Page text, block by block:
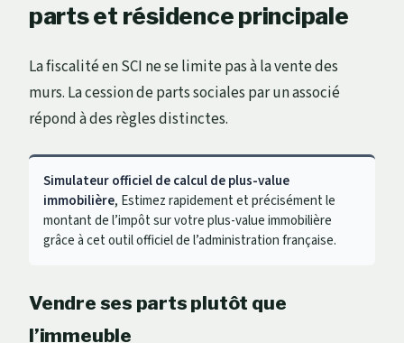
parts et résidence principale
La fiscalité en SCI ne se limite pas à la vente des
murs. La cession de parts sociales par un associé
répond à des règles distinctes.
Simulateur officiel de calcul de plus-value
immobilière, Estimez rapidement et précisément le
montant de l’impôt sur votre plus-value immobilière
grâce à cet outil officiel de l’administration française.
Vendre ses parts plutôt que
l’immeuble